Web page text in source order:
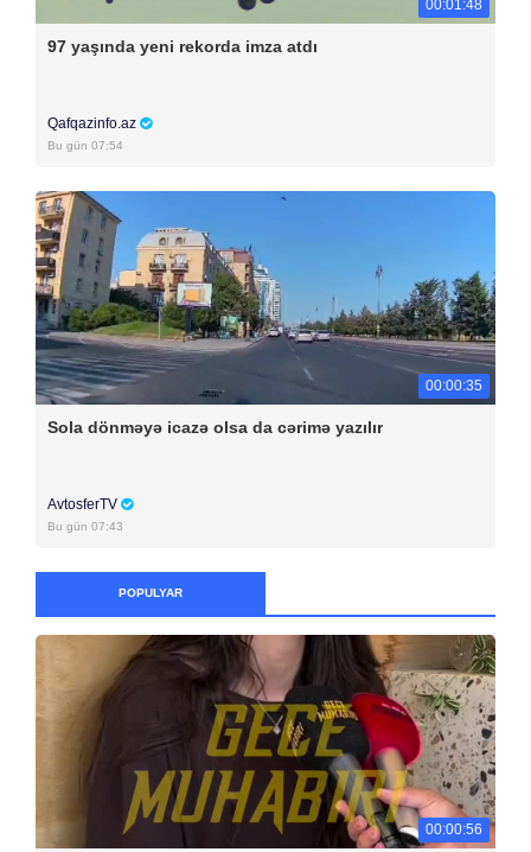
00:01:48
97 yaşında yeni rekorda imza atdı
Qafqazinfo.az
Bu gün 07:54
00:00:35
Sola dönməyə icazə olsa da cərimə yazılır
AvtosferTV
Bu gün 07:43
POPULYAR
00:00:56